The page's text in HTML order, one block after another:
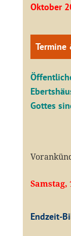
Oktober
Termine
Gottes
Samstag,
Endzeit-